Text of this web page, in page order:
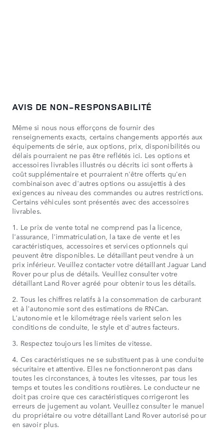
AVIS DE NON-RESPONSABILITÉ
Même si nous nous efforçons de fournir des
renseignements exacts, certains changements apportés aux
équipements de série, aux options, prix, disponibilités ou
délais pourraient ne pas être reflétés ici. Les options et
accessoires livrables illustrés ou décrits ici sont offerts à
coût supplémentaire et pourraient n'être offerts qu'en
combinaison avec d'autres options ou assujettis à des
exigences au niveau des commandes ou autres restrictions.
Certains véhicules sont présentés avec des accessoires
livrables.
1. Le prix de vente total ne comprend pas la licence,
l'assurance, l'immatriculation, la taxe de vente et les
caractéristiques, accessoires et services optionnels qui
peuvent être disponibles. Le détaillant peut vendre à un
prix inférieur. Veuillez contacter votre détaillant Jaguar Land
Rover pour plus de détails. Veuillez consulter votre
détaillant Land Rover agréé pour obtenir tous les détails.
2. Tous les chiffres relatifs à la consommation de carburant
et à l'autonomie sont des estimations de RNCan.
L'autonomie et le kilométrage réels varient selon les
conditions de conduite, le style et d'autres facteurs.
3. Respectez toujours les limites de vitesse.
4. Ces caractéristiques ne se substituent pas à une conduite
sécuritaire et attentive. Elles ne fonctionneront pas dans
toutes les circonstances, à toutes les vitesses, par tous les
temps et toutes les conditions routières. Le conducteur ne
doit pas croire que ces caractéristiques corrigeront les
erreurs de jugement au volant. Veuillez consulter le manuel
du propriétaire ou votre détaillant Land Rover autorisé pour
en savoir plus.